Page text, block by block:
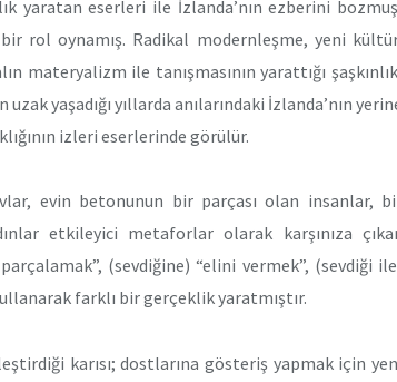
yaratan eserleri ile İzlanda’nın ezberini
bir rol oynamış. Radikal modernleşme, yeni
materyalizm ile tanışmasının yarattığı
yaşadığı yıllarda anılarındaki İzlanda’nın
izleri eserlerinde görülür.
evin betonunun bir parçası olan insanlar,
etkileyici metaforlar olarak karşınıza
(sevdiğine) “elini vermek”, (sevdiği
farklı bir gerçeklik yaratmıştır.
karısı; dostlarına gösteriş yapmak için